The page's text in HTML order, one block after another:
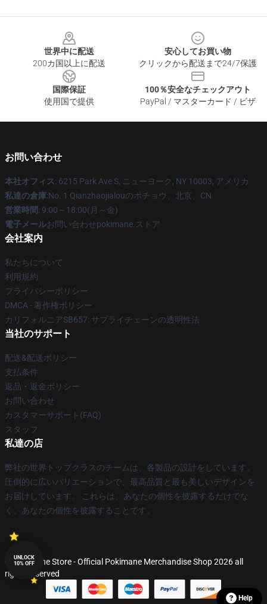
世界中に配送
200カ国以上に配送
安心してお買い物
クリックから配送まで24/7保護
国際保証
使用国で提供
100％安全なチェックアウト
PayPal / マスターカード / ビザ
お問い合わせ
本社オフィス: 6215 Park Ave S, ニューヨーク, NY 10003, アメリカ
私達の倉庫:No. 1 Qianzhaojialouのボチョウ、北京、CN
営業時間: 9:00～18:00(月～金)
電子メールお問い合わせpokimane.ストア
会社案内
私たちについて
利用規約
プライバシーポリシー
DMCA - 著作権ポリシー
カリフォルニアSB657: サプライチェーンの透明性法
当社のサポート
配送&配送ポリシー
支払条件
返品・返金ポリシー
お問い合わせ
カスタマーサポート(FAQ)
スタッフ
私達の店
弊社の世界トップクラスのチームは、各製品の設計をしています。
圧倒的に広いバリエーションで、最高品質と最も美しいデザインを
お届けしています。 これらは、あなたの個性を披露するだけでな
く、あなたの個性を披露することです。
© Pokimane Store - Official Pokimane Merchandise Shop 2026 all
rights reserved
Help
UNLOCK
10% OFF